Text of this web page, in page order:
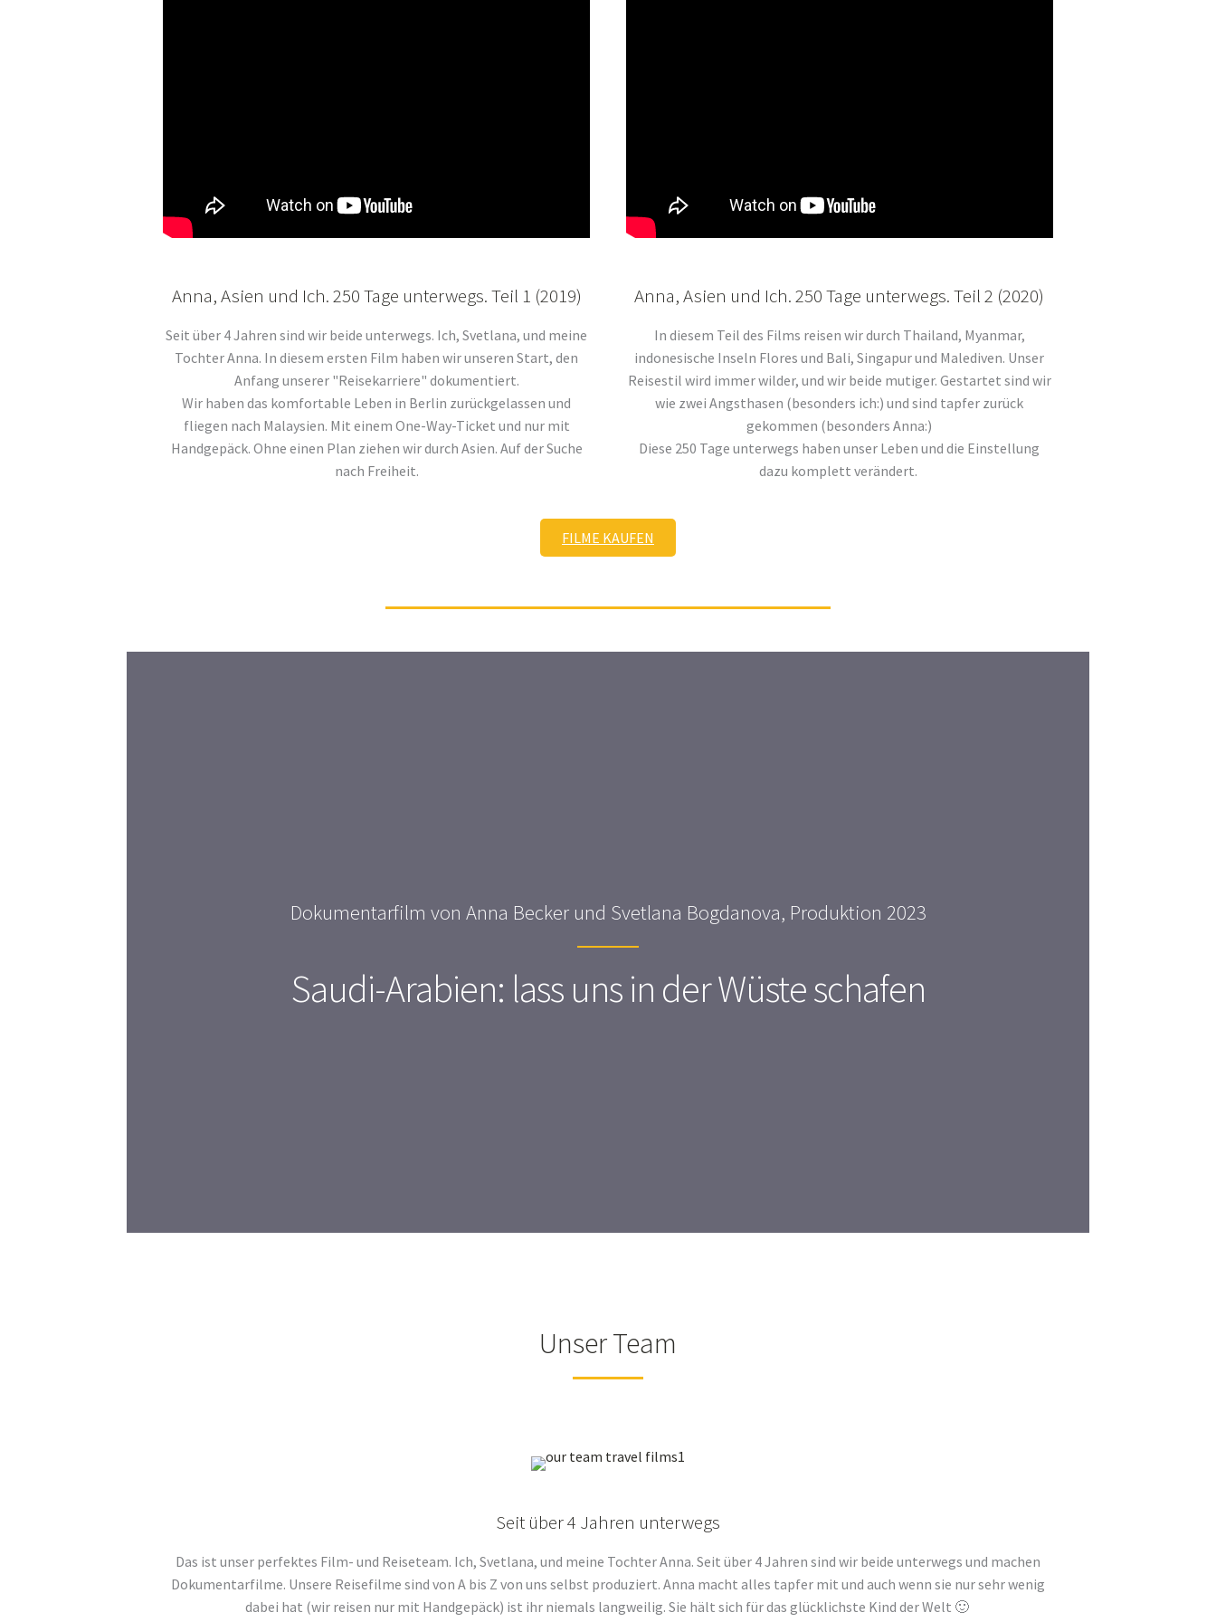
Anna, Asien und Ich. 250 Tage unterwegs. Teil 1 (2019)
Seit über 4 Jahren sind wir beide unterwegs. Ich, Svetlana, und meine
Tochter Anna. In diesem ersten Film haben wir unseren Start, den
Anfang unserer "Reisekarriere" dokumentiert.
Wir haben das komfortable Leben in Berlin zurückgelassen und
fliegen nach Malaysien. Mit einem One-Way-Ticket und nur mit
Handgepäck. Ohne einen Plan ziehen wir durch Asien. Auf der Suche
nach Freiheit.
Anna, Asien und Ich. 250 Tage unterwegs. Teil 2 (2020)
In diesem Teil des Films reisen wir durch Thailand, Myanmar,
indonesische Inseln Flores und Bali, Singapur und Malediven. Unser
Reisestil wird immer wilder, und wir beide mutiger. Gestartet sind wir
wie zwei Angsthasen (besonders ich:) und sind tapfer zurück
gekommen (besonders Anna:)
Diese 250 Tage unterwegs haben unser Leben und die Einstellung
dazu komplett verändert.
FILME KAUFEN
Dokumentarfilm von Anna Becker und Svetlana Bogdanova, Produktion 2023
Saudi-Arabien: lass uns in der Wüste schafen
Unser Team
Seit über 4 Jahren unterwegs
Das ist unser perfektes Film- und Reiseteam. Ich, Svetlana, und meine Tochter Anna. Seit über 4 Jahren sind wir beide unterwegs und machen
Dokumentarfilme. Unsere Reisefilme sind von A bis Z von uns selbst produziert. Anna macht alles tapfer mit und auch wenn sie nur sehr wenig
dabei hat (wir reisen nur mit Handgepäck) ist ihr niemals langweilig. Sie hält sich für das glücklichste Kind der Welt 🙂